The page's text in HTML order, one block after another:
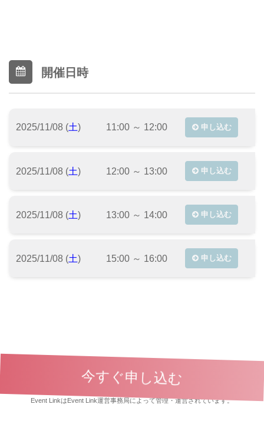
開催日時
2025/11/08 (土) 11:00 ～ 12:00 申し込む
2025/11/08 (土) 12:00 ～ 13:00 申し込む
2025/11/08 (土) 13:00 ～ 14:00 申し込む
2025/11/08 (土) 15:00 ～ 16:00 申し込む
今すぐ申し込む
イベント参加規約 イベント主催者規約 |
Event LinkはEvent Link運営事務局によって管理・運営されています。